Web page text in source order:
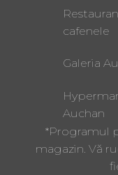
cafenele
Galeria
Auchan
*Programul
magazin. Vă